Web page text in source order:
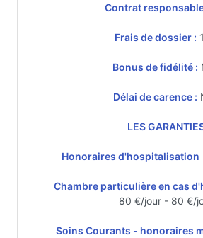
Contrat
Frais de dossier :
Bonus de fidélité :
Délai de carence :
LES
Honoraires d'hospitalisation
Chambre particulière en cas
80 €/jour - 80 €/
Soins Courants - honoraires